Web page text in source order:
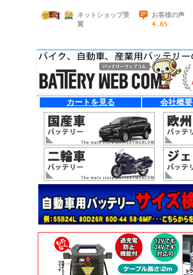
ネットショップ受
賞
お客様の声
4.65
カートを見る 会社概要